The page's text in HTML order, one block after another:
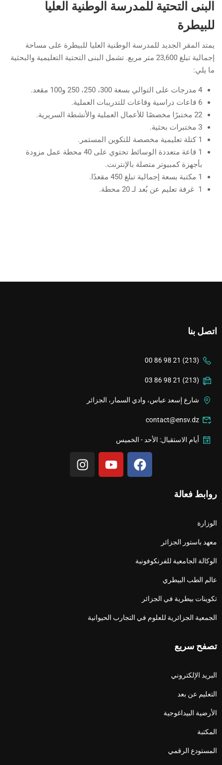
البنى التحتية للمدرسة الوطنية العليا
للبيطرة
يمتد المقر الجديد للمدرسة الوطنية العليا للبيطرة على مساحة
إجمالية تبلغ 23,600 متر مربع. تشمل البنى التحتية التعليمية والبحثية
ما يلي:
4 مدرجات على التوالي بسعة 300، 250، 250 و100 مقعد.
6 قاعات دراسية وقاعات للتدريبات العملية.
22 مختبرًا مخصصًا للأعمال العملية والأنشطة السريرية.
3 مختبرات بحثية.
1 كتلة تعليمية مخصصة للتكوين المستمر.
1 قاعة متعددة الوسائط تحتوي على 40 محطة عمل مزودة
بأجهزة كمبيوتر متصلة بالإنترنت.
1 مكتبة بسعة إجمالية تبلغ 450 مقعدًا.
1 غرفة تعليم عن بُعد لـ 20 محطة.
اتصل بنا
(213) 21 98 86 00
(213) 21 98 86 03
شارع إسعد عباس، وادي السمار، الجزائر
contact@ensv.dz
أيام الاستقبال: الأحد - الخميس
روابط فعالة
الوزارة
معهد باستور الجزائر
الوكالة الجامعية للفرنكوفونية
عالم الطب البيطري
تكوينات بيطرية في الجزائر
الجمعية الجزائرية للعلوم في التجارب الحيوانية
تصفح سريع
البريد الإلكتروني
التعليم عن بعد
الأرضية البيداغوجية
المكتبة
المستودع الرقمي